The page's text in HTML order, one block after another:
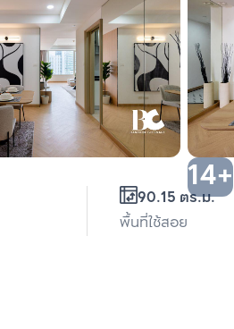
14+
90.15 ตร.ม.
พื้นที่ใช้สอย